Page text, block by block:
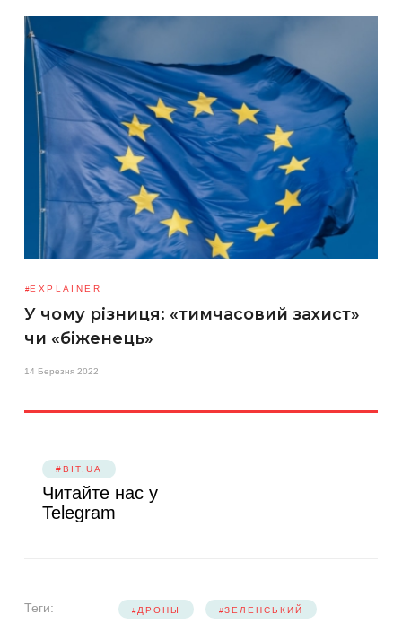
EXPLAINER
У чому різниця: «тимчасовий захист»
чи «біженець»
14 Березня 2022
#BIT.UA
Читайте нас у
Telegram
Теги: ДРОНЫ ЗЕЛЕНСЬКИЙ